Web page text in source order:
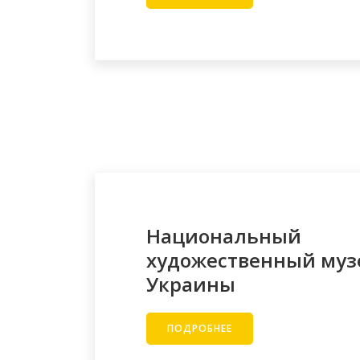
Национальный
художественный
Украины
ПОДРОБНЕЕ